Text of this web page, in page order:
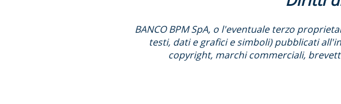
BANCO BPM SpA, o l'eventuale terzo
testi, dati e grafici e simboli) pubblicati
copyright, marchi commerciali,